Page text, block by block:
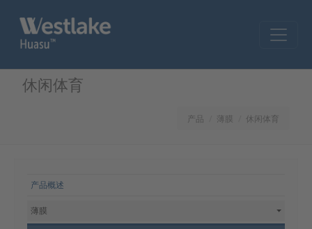
休闲体育
产品 薄膜 休闲体育
产品概述
薄膜